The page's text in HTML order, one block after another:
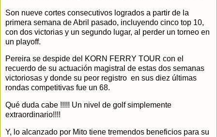
Son nueve cortes consecutivos logrados a partir de la
primera semana de Abril pasado, incluyendo cinco top 10,
con dos victorias y un segundo lugar, al perder un torneo en
un playoff.
Pereira se despide del KORN FERRY TOUR con el
recuerdo de su actuación magistral de estas dos semanas
victoriosas y donde su peor registro en sus diez últimas
rondas competitivas fue un 68.
Qué duda cabe !!!!! Un nivel de golf simplemente
extraordinario!!!!
Y, lo alcanzado por Mito tiene tremendos beneficios para su